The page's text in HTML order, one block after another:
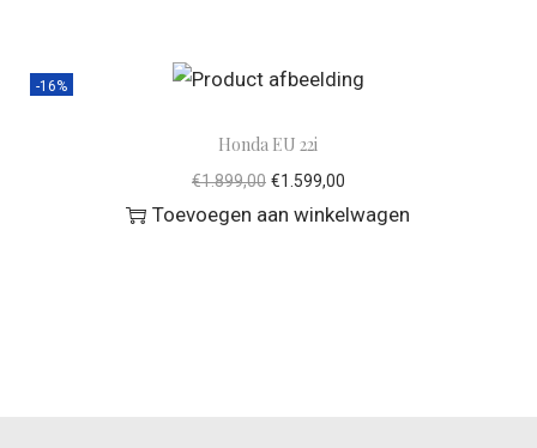
-16%
Honda EU 22i
€1.899,00 €1.599,00
Toevoegen aan winkelwagen